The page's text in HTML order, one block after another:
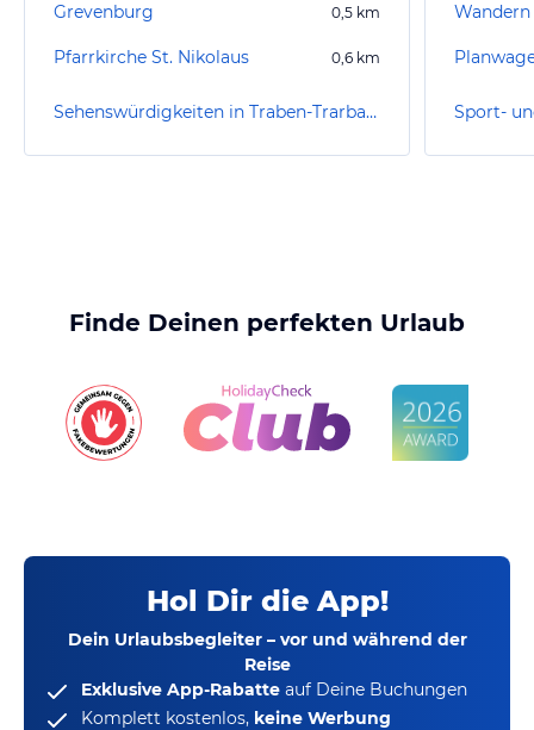
Grevenburg 0,5 km
Pfarrkirche St. Nikolaus 0,6 km
Sehenswürdigkeiten in Traben-Trarbach
Finde Deinen perfekten Urlaub
Hol Dir die App!
Dein Urlaubsbegleiter – vor und während der
Reise
Exklusive App-Rabatte auf Deine Buchungen
Komplett kostenlos, keine Werbung